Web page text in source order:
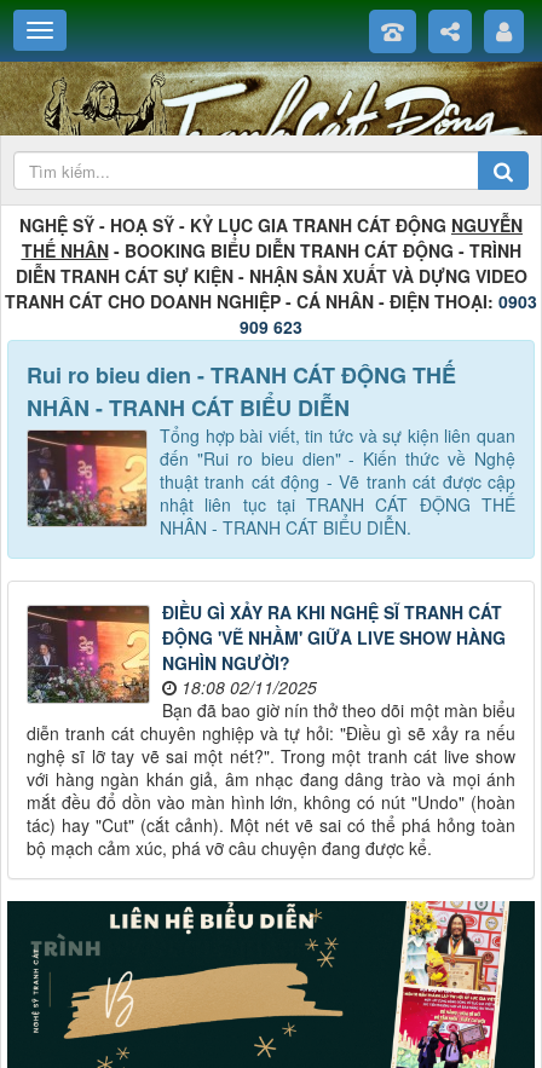
NGHỆ SỸ - HOẠ SỸ - KỶ LỤC GIA TRANH CÁT ĐỘNG NGUYỄN
THẾ NHÂN- BOOKING BIỂU DIỄN TRANH CÁT ĐỘNG - TRÌNH
DIỄN TRANH CÁT SỰ KIỆN - NHẬN SẢN XUẤT VÀ DỰNG VIDEO
TRANH CÁT CHO DOANH NGHIỆP - CÁ NHÂN - ĐIỆN THOẠI: 0903
909 623
Rui ro bieu dien - TRANH CÁT ĐỘNG THẾ
NHÂN - TRANH CÁT BIỂU DIỄN
Tổng hợp bài viết, tin tức và sự kiện liên quan
đến "Rui ro bieu dien" - Kiến thức về Nghệ
thuật tranh cát động - Vẽ tranh cát được cập
nhật liên tục tại TRANH CÁT ĐỘNG THẾ
NHÂN - TRANH CÁT BIỂU DIỄN.
ĐIỀU GÌ XẢY RA KHI NGHỆ SĨ TRANH CÁT
ĐỘNG 'VẼ NHẦM' GIỮA LIVE SHOW HÀNG
NGHÌN NGƯỜI?
18:08 02/11/2025
Bạn đã bao giờ nín thở theo dõi một màn biểu
diễn tranh cát chuyên nghiệp và tự hỏi: "Điều gì sẽ xảy ra nếu
nghệ sĩ lỡ tay vẽ sai một nét?". Trong một tranh cát live show
với hàng ngàn khán giả, âm nhạc đang dâng trào và mọi ánh
mắt đều đổ dồn vào màn hình lớn, không có nút "Undo" (hoàn
tác) hay "Cut" (cắt cảnh). Một nét vẽ sai có thể phá hỏng toàn
bộ mạch cảm xúc, phá vỡ câu chuyện đang được kể.